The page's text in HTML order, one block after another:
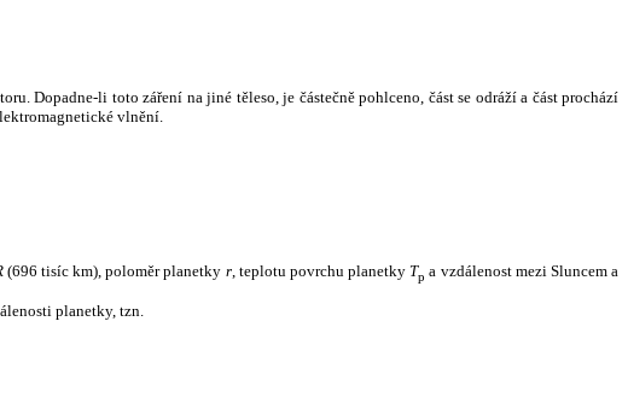
Dopadne-li toto záření na jiné těleso, je částečně pohlceno, část se odráží a část prochází
vlnění.
(696 tisíc km), poloměr planetky r, teplotu povrchu planetky Tp a vzdálenost mezi Sluncem a
planetky, tzn.